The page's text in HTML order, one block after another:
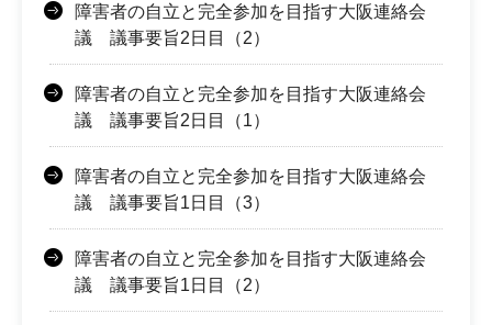
障害者の自立と完全参加を目指す大阪連絡会
議 議事要旨2日目（2）
障害者の自立と完全参加を目指す大阪連絡会
議 議事要旨2日目（1）
障害者の自立と完全参加を目指す大阪連絡会
議 議事要旨1日目（3）
障害者の自立と完全参加を目指す大阪連絡会
議 議事要旨1日目（2）